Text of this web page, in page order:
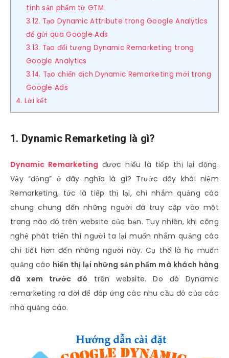
tính sản phẩm từ GTM
3.12. Tạo Dynamic Attribute trong Google Analytics
để gửi qua Google Ads
3.13. Tạo đối tượng Dynamic Remarketing trong
Google Analytics
3.14. Tạo chiến dịch Dynamic Remarketing mới trong
Google Ads
4. Lời kết
1. Dynamic Remarketing là gì?
Dynamic Remarketing được hiểu là tiếp thị lại động.
Vậy “động” ở đây nghĩa là gì? Trước đây khái niệm
Remarketing, tức là tiếp thị lại, chỉ nhắm quảng cáo
chung chung đến những người đã truy cập vào một
trang nào đó trên website của bạn. Tuy nhiên, khi công
nghệ phát triển thì người ta lại muốn nhắm quảng cáo
chi tiết hơn đến những người này. Cụ thể là họ muốn
quảng cáo hiển thị lại những sản phẩm mà khách hàng
đã xem trước đó trên website. Do đó Dynamic
remarketing ra đời để đáp ứng các nhu cầu đó của các
nhà quảng cáo.